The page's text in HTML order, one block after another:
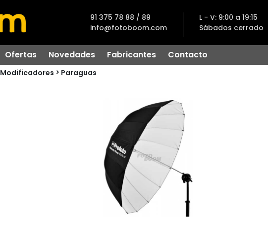
91 375 78 88 / 89
info@fotoboom.com
L - V: 9:00 a 19:15
Sábados cerrado
Ofertas Novedades Fabricantes
Contacto
Modificadores Paraguas